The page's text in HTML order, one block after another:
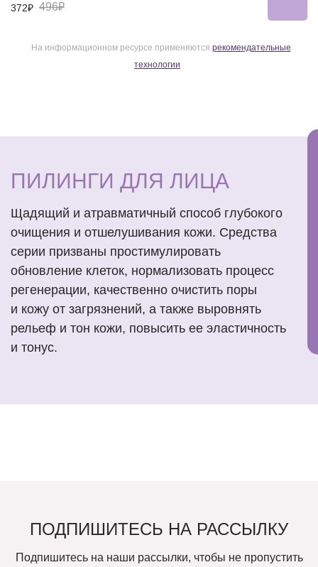
372₽ 496₽
На информационном ресурсе применяются рекомендательные
технологии
ПИЛИНГИ ДЛЯ ЛИЦА
Щадящий и атравматичный способ глубокого
очищения и отшелушивания кожи. Средства
серии призваны простимулировать
обновление клеток, нормализовать процесс
регенерации, качественно очистить поры
и кожу от загрязнений, а также выровнять
рельеф и тон кожи, повысить ее эластичность
и тонус.
ПОДПИШИТЕСЬ НА РАССЫЛКУ
Подпишитесь на наши рассылки, чтобы не пропустить